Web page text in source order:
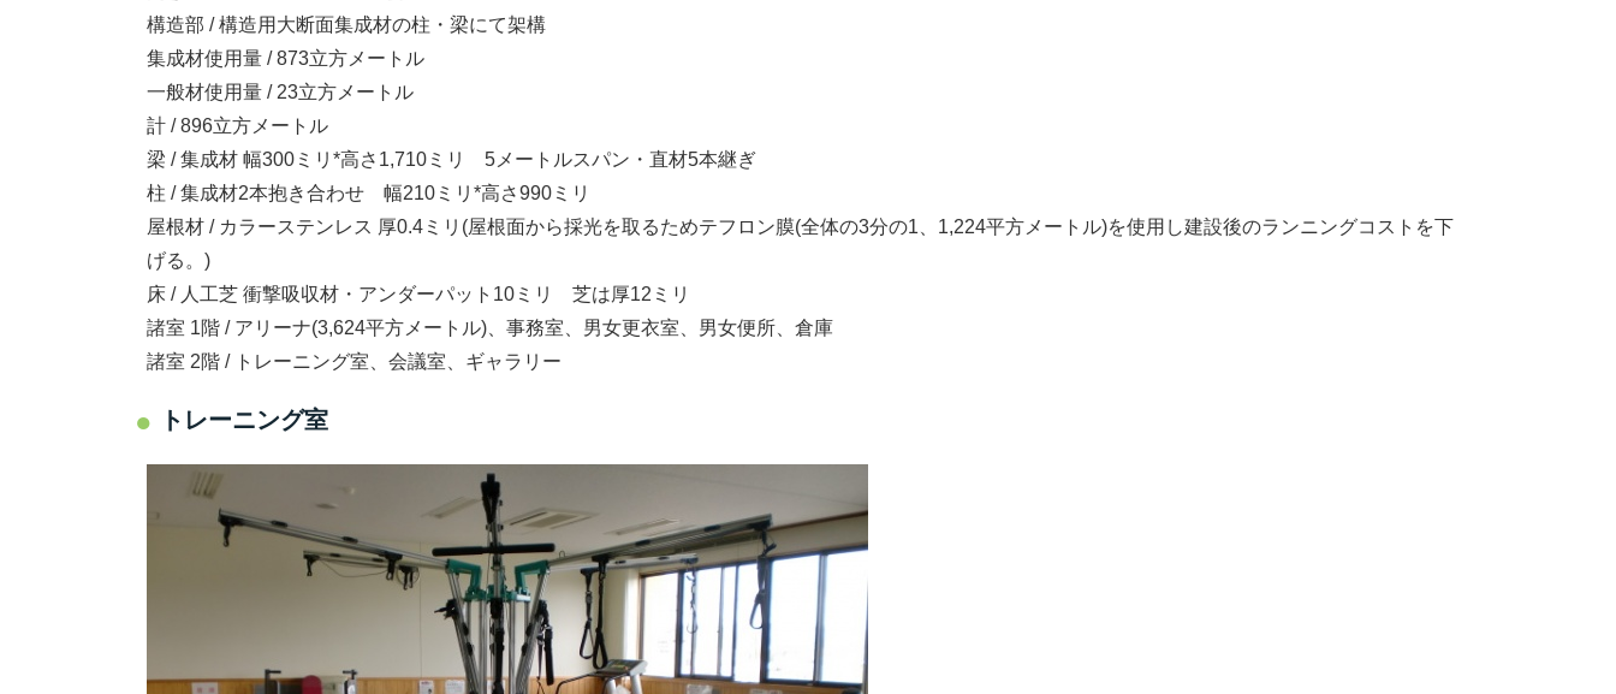
構造部 / 構造用大断面集成材の柱・梁にて架構
集成材使用量 / 873立方メートル
一般材使用量 / 23立方メートル
計 / 896立方メートル
梁 / 集成材 幅300ミリ*高さ1,710ミリ 5メートルスパン・直材5本継ぎ
柱 / 集成材2本抱き合わせ 幅210ミリ*高さ990ミリ
屋根材 / カラーステンレス 厚0.4ミリ(屋根面から採光を取るためテフロン膜(全体の3分の1、1,224平方メートル)を使用し建設後のランニングコストを下
げる。)
床 / 人工芝 衝撃吸収材・アンダーパット10ミリ 芝は厚12ミリ
諸室 1階 / アリーナ(3,624平方メートル)、事務室、男女更衣室、男女便所、倉庫
諸室 2階 / トレーニング室、会議室、ギャラリー
トレーニング室